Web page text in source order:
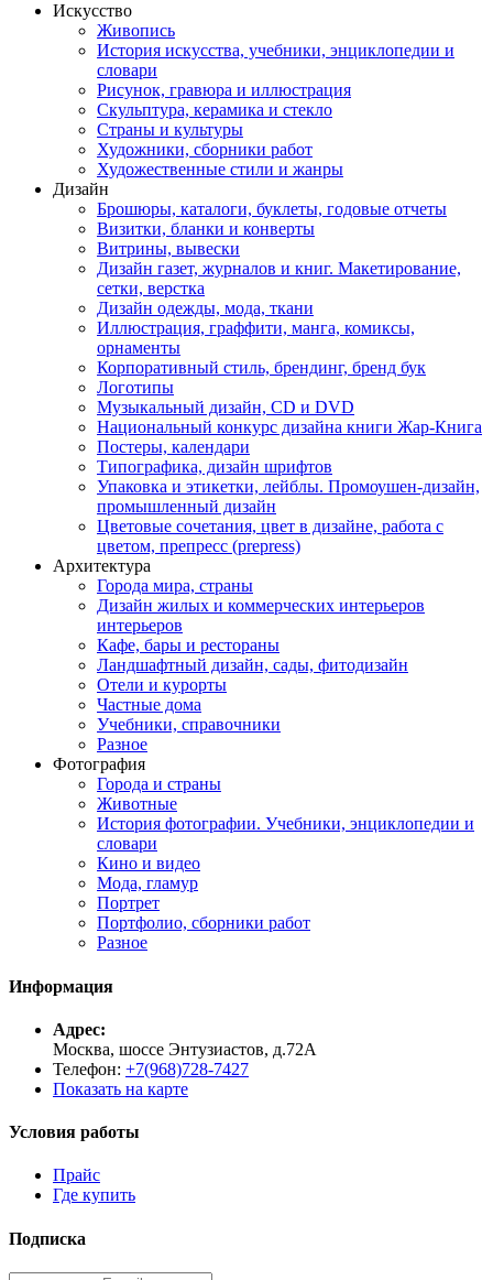
Искусство
Живопись
История искусства, учебники, энциклопедии и
словари
Рисунок, гравюра и иллюстрация
Скульптура, керамика и стекло
Страны и культуры
Художники, сборники работ
Художественные стили и жанры
Дизайн
Брошюры, каталоги, буклеты, годовые отчеты
Визитки, бланки и конверты
Витрины, вывески
Дизайн газет, журналов и книг. Макетирование,
сетки, верстка
Дизайн одежды, мода, ткани
Иллюстрация, граффити, манга, комиксы,
орнаменты
Корпоративный стиль, брендинг, бренд бук
Логотипы
Музыкальный дизайн, СD и DVD
Национальный конкурс дизайна книги Жар-Книга
Постеры, календари
Типографика, дизайн шрифтов
Упаковка и этикетки, лейблы. Промоушен-дизайн,
промышленный дизайн
Цветовые сочетания, цвет в дизайне, работа с
цветом, препресс (prepress)
Архитектура
Города мира, страны
Дизайн жилых и коммерческих интерьеров
интерьеров
Кафе, бары и рестораны
Ландшафтный дизайн, сады, фитодизайн
Отели и курорты
Частные дома
Учебники, справочники
Разное
Фотография
Города и страны
Животные
История фотографии. Учебники, энциклопедии и
словари
Кино и видео
Мода, гламур
Портрет
Портфолио, сборники работ
Разное
Информация
Адрес:
Москва, шоссе Энтузиастов, д.72А
Телефон: +7(968)728-7427
Показать на карте
Условия работы
Прайс
Где купить
Подписка